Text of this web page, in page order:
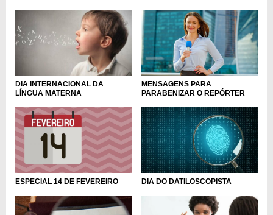
DIA INTERNACIONAL DA
LÍNGUA MATERNA
MENSAGENS PARA
PARABENIZAR O REPÓRTER
ESPECIAL 14 DE FEVEREIRO DIA DO DATILOSCOPISTA